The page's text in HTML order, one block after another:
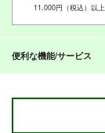
11,000円（税込）以
便利な機能/サービス